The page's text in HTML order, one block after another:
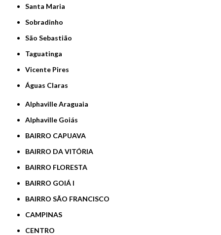
Santa Maria
Sobradinho
São Sebastião
Taguatinga
Vicente Pires
Águas Claras
Alphaville Araguaia
Alphaville Goiás
BAIRRO CAPUAVA
BAIRRO DA VITÓRIA
BAIRRO FLORESTA
BAIRRO GOIÁ I
BAIRRO SÃO FRANCISCO
CAMPINAS
CENTRO